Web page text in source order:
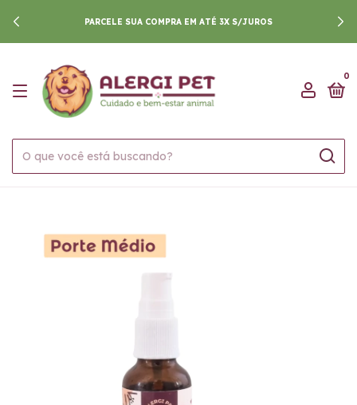
PARCELE SUA COMPRA EM ATÉ 3X S/JUROS
0